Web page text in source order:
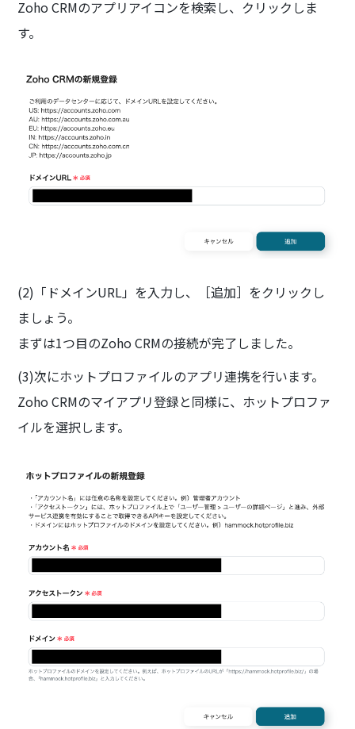
Zoho CRMのアプリアイコンを検索し、クリックしま
す。
(2)「ドメインURL」を入力し、［追加］をクリックし
ましょう。
まずは1つ目のZoho CRMの接続が完了しました。
(3)次にホットプロファイルのアプリ連携を行います。
Zoho CRMのマイアプリ登録と同様に、ホットプロファ
イルを選択します。